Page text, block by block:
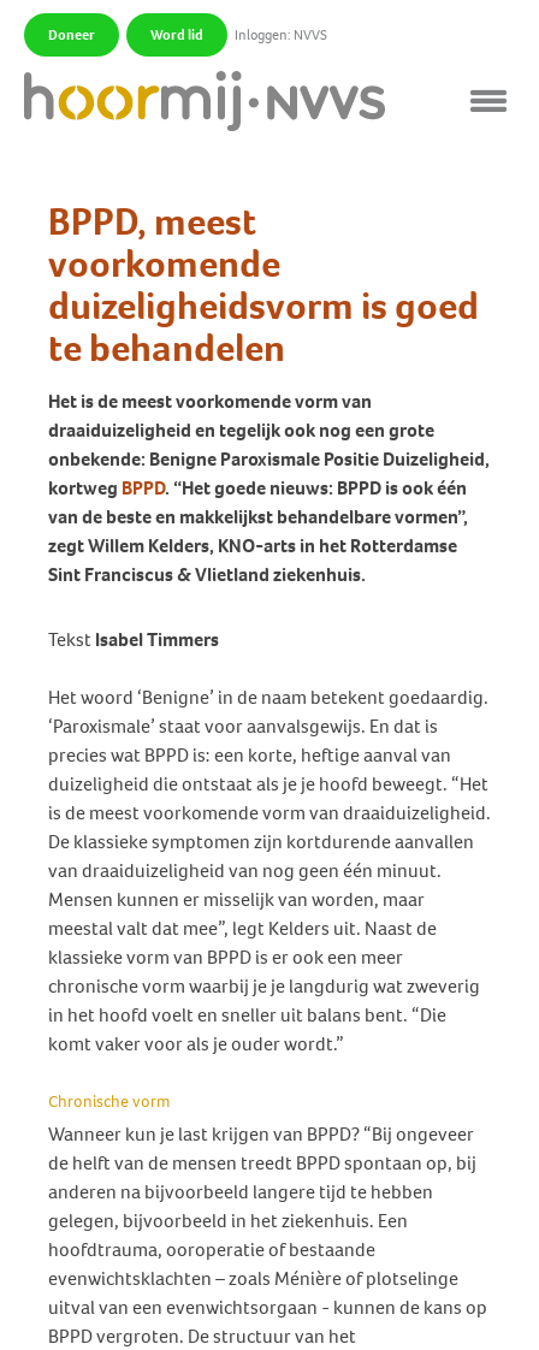
Doneer Word lid Inloggen: NVVS
BPPD, meest
voorkomende
duizeligheidsvorm is goed
te behandelen
Het is de meest voorkomende vorm van
draaiduizeligheid en tegelijk ook nog een grote
onbekende: Benigne Paroxismale Positie Duizeligheid,
kortweg BPPD. “Het goede nieuws: BPPD is ook één
van de beste en makkelijkst behandelbare vormen”,
zegt Willem Kelders, KNO-arts in het Rotterdamse
Sint Franciscus & Vlietland ziekenhuis.
Tekst Isabel Timmers
Het woord ‘Benigne’ in de naam betekent goedaardig.
‘Paroxismale’ staat voor aanvalsgewijs. En dat is
precies wat BPPD is: een korte, heftige aanval van
duizeligheid die ontstaat als je je hoofd beweegt. “Het
is de meest voorkomende vorm van draaiduizeligheid.
De klassieke symptomen zijn kortdurende aanvallen
van draaiduizeligheid van nog geen één minuut.
Mensen kunnen er misselijk van worden, maar
meestal valt dat mee”, legt Kelders uit. Naast de
klassieke vorm van BPPD is er ook een meer
chronische vorm waarbij je je langdurig wat zweverig
in het hoofd voelt en sneller uit balans bent. “Die
komt vaker voor als je ouder wordt.”
Chronische vorm
Wanneer kun je last krijgen van BPPD? “Bij ongeveer
de helft van de mensen treedt BPPD spontaan op, bij
anderen na bijvoorbeeld langere tijd te hebben
gelegen, bijvoorbeeld in het ziekenhuis. Een
hoofdtrauma, ooroperatie of bestaande
evenwichtsklachten – zoals Ménière of plotselinge
uitval van een evenwichtsorgaan - kunnen de kans op
BPPD vergroten. De structuur van het